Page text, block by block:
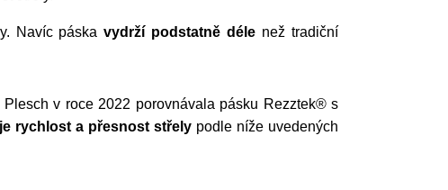
Navíc páskavydrží podstatně déle než tradiční
Plesch v roce 2022 porovnávala pásku Rezztek® s
rychlost a přesnost střely podle níže uvedených